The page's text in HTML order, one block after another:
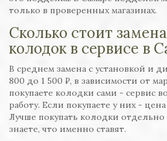
только в проверенных магазинах.
Сколько стоит
колодок в сервисе в
В среднем замена с установкой и
800 до 1 500 ₽, в зависимости от
покупаете колодки сами - сервис
работу. Если покупаете у них -
Лучше покупать колодки
знаете, что именно ставят.